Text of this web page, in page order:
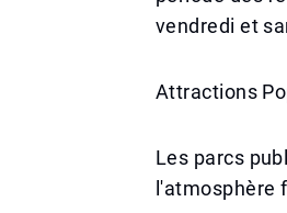
vendredi et
Attractions
Les parcs
l'atmosphère